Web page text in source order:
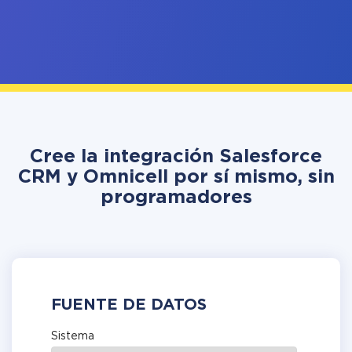
Cree la integración Salesforce
CRM y Omnicell por sí mismo, sin
programadores
FUENTE DE DATOS
Sistema